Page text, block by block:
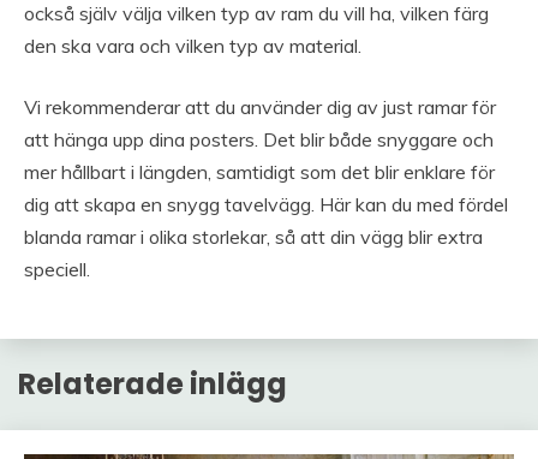
också själv välja vilken typ av ram du vill ha, vilken färg
den ska vara och vilken typ av material.
Vi rekommenderar att du använder dig av just ramar för
att hänga upp dina posters. Det blir både snyggare och
mer hållbart i längden, samtidigt som det blir enklare för
dig att skapa en snygg tavelvägg. Här kan du med fördel
blanda ramar i olika storlekar, så att din vägg blir extra
speciell.
Relaterade inlägg